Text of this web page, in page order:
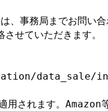
、事務局までお問い合
せていただきます。
data_sale/
されます。Amazon